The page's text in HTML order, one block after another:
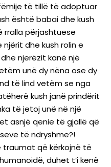
të tillë të adoptuar
është babai dhe kush
rralla përjashtuese
dhe kush rolin e
njerëzit kanë një
unë dy nëna ose dy
të lind vetëm se nga
kush janë prindërit
të jetoj unë në një
asnjë qenie të gjallë që
të ndryshme?!
traumat që kërkojnë të
duhet t’i kenë